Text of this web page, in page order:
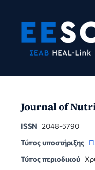
content
Journal of
ISSN 2048-6790
Τύπος υποστήριξης
Τύπος περιοδικού